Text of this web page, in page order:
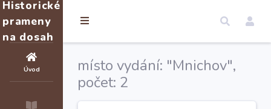
Historické
prameny
na dosah
Úvod
místo vydání: "Mnichov",
počet: 2